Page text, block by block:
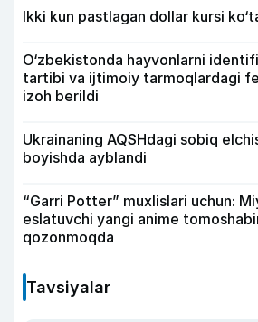
Ikki kun pastlagan dollar kursi
O‘zbekistonda hayvonlarni
tartibi va ijtimoiy tarmoqlardagi
izoh berildi
Ukrainaning AQSHdagi sobiq
boyishda ayblandi
“Garri Potter” muxlislari uchun:
eslatuvchi yangi anime
qozonmoqda
Tavsiyalar